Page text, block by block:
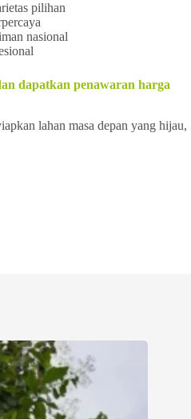
pilihan
nasional
dapatkan penawaran harga
lahan masa depan yang hijau,